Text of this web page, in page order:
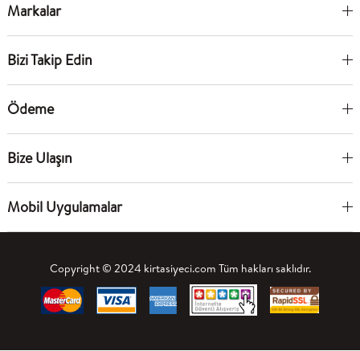
Markalar
Bizi Takip Edin
Ödeme
Bize Ulaşın
Mobil Uygulamalar
Copyright © 2024 kirtasiyeci.com Tüm hakları saklıdır.